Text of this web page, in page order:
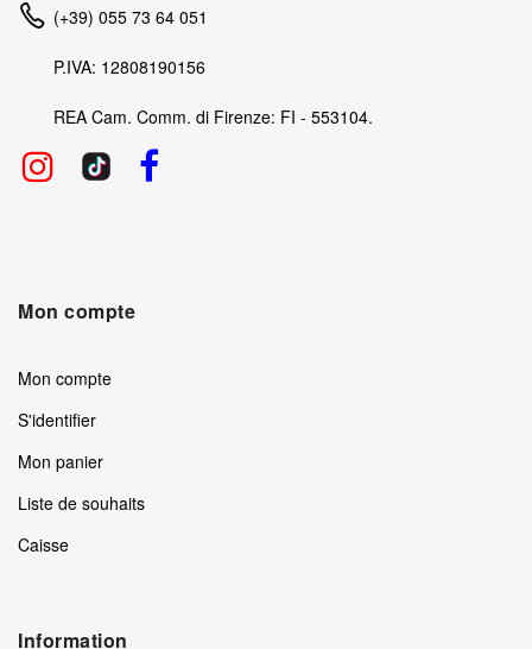
(+39) 055 73 64 051
P.IVA: 12808190156
REA Cam. Comm. di Firenze: FI - 553104.
Mon compte
Mon compte
S'identifier
Mon panier
Liste de souhaits
Caisse
Information